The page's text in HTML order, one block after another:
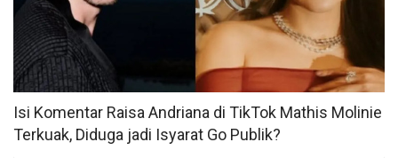
Isi Komentar Raisa Andriana di TikTok Mathis Molinie
Terkuak, Diduga jadi Isyarat Go Publik?